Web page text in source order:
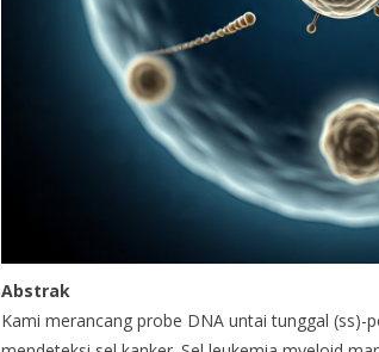
Abstrak
Kami merancang probe DNA untai tunggal